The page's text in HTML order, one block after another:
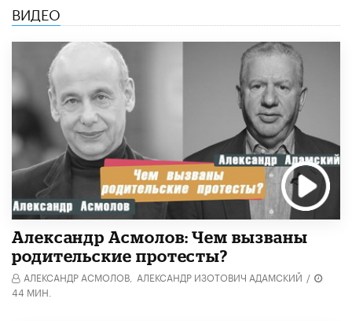
ВИДЕО
Александр Асмолов: Чем вызваны
родительские протесты?
АЛЕКСАНДР АСМОЛОВ, АЛЕКСАНДР ИЗОТОВИЧ АДАМСКИЙ /
44 МИН.